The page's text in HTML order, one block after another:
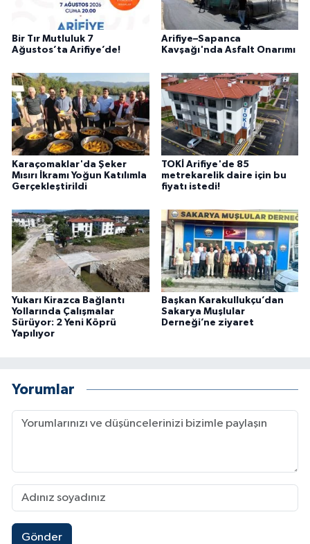
Bir Tır Mutluluk 7
Ağustos’ta Arifiye’de!
Arifiye–Sapanca
Kavşağı'nda Asfalt Onarımı
Karaçomaklar'da Şeker
Mısırı İkramı Yoğun Katılımla
Gerçekleştirildi
TOKİ Arifiye'de 85
metrekarelik daire için bu
fiyatı istedi!
Yukarı Kirazca Bağlantı
Yollarında Çalışmalar
Sürüyor: 2 Yeni Köprü
Yapılıyor
Başkan Karakullukçu’dan
Sakarya Muşlular
Derneği’ne ziyaret
Yorumlar
Gönder